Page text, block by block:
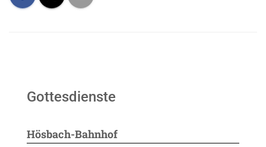
Gottesdienste
Hösbach-Bahnhof